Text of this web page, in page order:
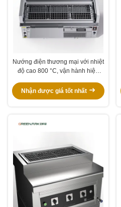
Nướng điện thương mại với nhiệt
độ cao 800 °C, vận hành hiệu
được chứng nhận CE cho nhà
hàng và nhà hàng
Nhận được giá tốt nhất